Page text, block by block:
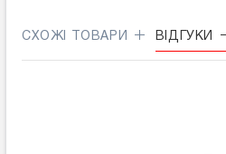
СХОЖІ ТОВАРИ ВІДГУКИ